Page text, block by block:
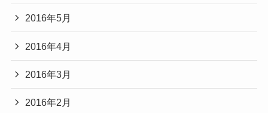
2016年5月
2016年4月
2016年3月
2016年2月